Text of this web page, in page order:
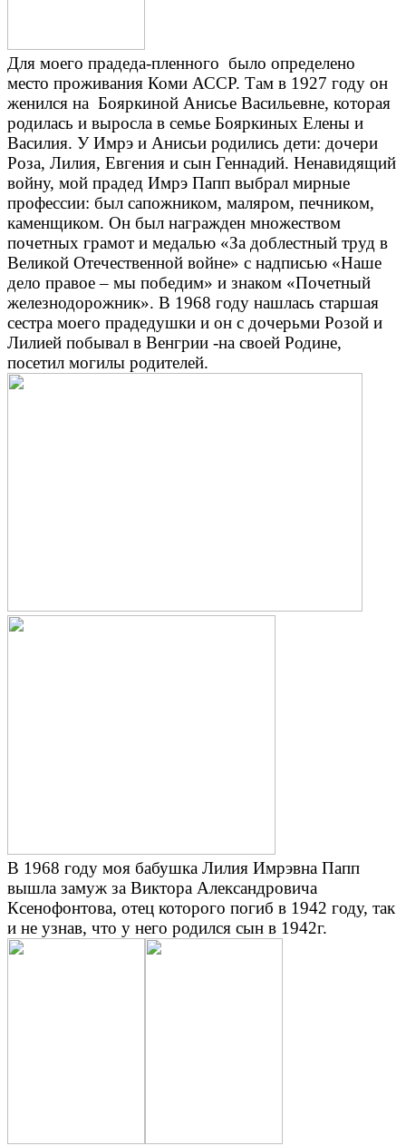
Для моего прадеда-пленного было определено
место проживания Коми АССР. Там в 1927 году он
женился на Бояркиной Анисье Васильевне, которая
родилась и выросла в семье Бояркиных Елены и
Василия. У Имрэ и Анисьи родились дети: дочери
Роза, Лилия, Евгения и сын Геннадий. Ненавидящий
войну, мой прадед Имрэ Папп выбрал мирные
профессии: был сапожником, маляром, печником,
каменщиком. Он был награжден множеством
почетных грамот и медалью «За доблестный труд в
Великой Отечественной войне» с надписью «Наше
дело правое – мы победим» и знаком «Почетный
железнодорожник». В 1968 году нашлась старшая
сестра моего прадедушки и он с дочерьми Розой и
Лилией побывал в Венгрии -на своей Родине,
посетил могилы родителей.
В 1968 году моя бабушка Лилия Имрэвна Папп
вышла замуж за Виктора Александровича
Ксенофонтова, отец которого погиб в 1942 году, так
и не узнав, что у него родился сын в 1942г.